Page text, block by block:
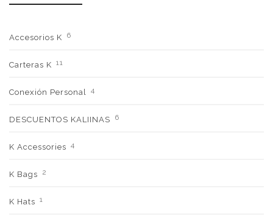
Accesorios K 6
Carteras K 11
Conexión Personal 4
DESCUENTOS KALIINAS 6
K Accessories 4
K Bags 2
K Hats 1